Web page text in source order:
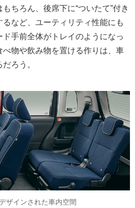
ちろん、後席下に“ついたて”付き
など、ユーティリティ性能にも
手前全体がトレイのようになっ
物や飲み物を置ける作りは、車
ろう。
ザインされた車内空間